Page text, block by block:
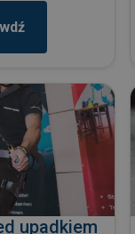
upadkiem